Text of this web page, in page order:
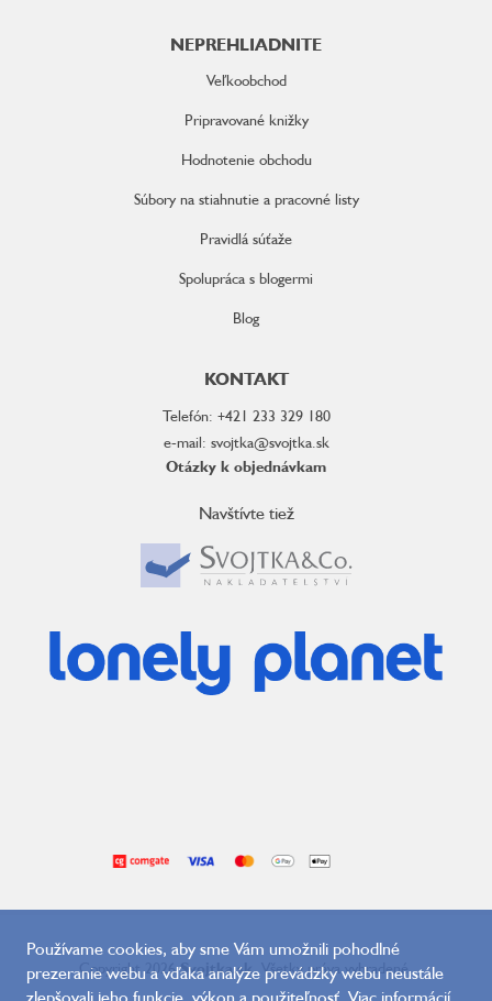
Používame cookies, aby sme Vám umožnili pohodlné
prezeranie webu a vďaka analýze prevádzky webu neustále
zlepšovali jeho funkcie, výkon a použiteľnosť. Viac informácií
NEPREHLIADNITE
Veľkoobchod
Pripravované knižky
Hodnotenie obchodu
Súbory na stiahnutie a pracovné listy
Pravidlá súťaže
Spolupráca s blogermi
Blog
KONTAKT
Telefón: +421 233 329 180
e-mail: svojtka@svojtka.sk
Otázky k objednávkam
Navštívte tiež
Copyright 2026Svojtka.sk. Všetky práva vyhradené.